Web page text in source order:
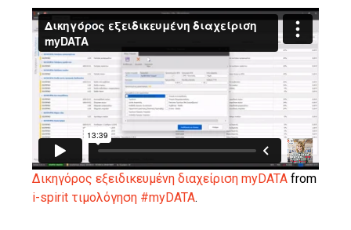
Δικηγόρος εξειδικευμένη διαχείριση myDATA from
i-spirit τιμολόγηση #myDATA.